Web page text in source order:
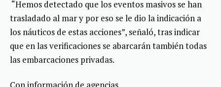
“Hemos detectado que los eventos masivos se han
trasladado al mar y por eso se le dio la indicación a
los náuticos de estas acciones”, señaló, tras indicar
que en las verificaciones se abarcarán también todas
las embarcaciones privadas.